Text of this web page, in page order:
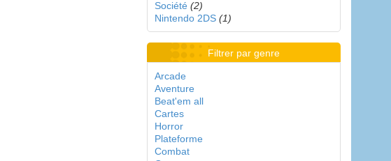
Société (2)
Nintendo 2DS (1)
Filtrer par genre
Arcade
Aventure
Beat'em all
Cartes
Horror
Plateforme
Combat